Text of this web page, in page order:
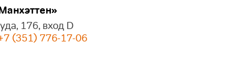
176, вход D
(351) 776-17-06